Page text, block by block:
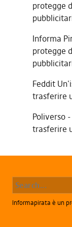
protegge
Informa
protegge
Feddit
trasferire
Poliverso
trasferire
Informapirata è un